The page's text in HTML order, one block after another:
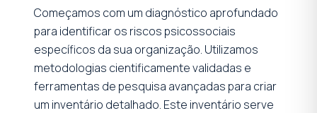
Começamos com um diagnóstico aprofundado
para identificar os riscos psicossociais
específicos da sua organização. Utilizamos
metodologias cientificamente validadas e
ferramentas de pesquisa avançadas para criar
um inventário detalhado. Este inventário serve